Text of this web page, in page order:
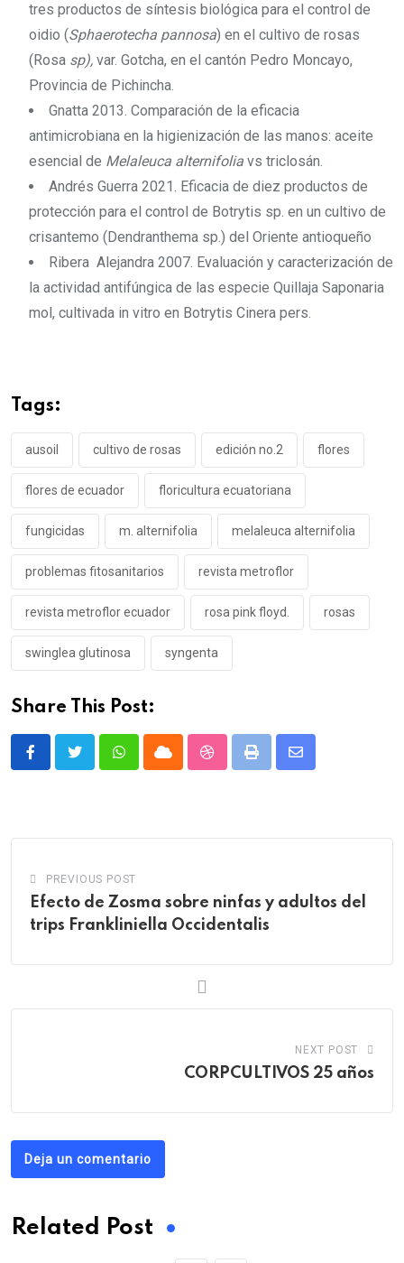
tres productos de síntesis biológica para el control de
oidio (Sphaerotecha pannosa) en el cultivo de rosas
(Rosa sp), var. Gotcha, en el cantón Pedro Moncayo,
Provincia de Pichincha.
Gnatta 2013. Comparación de la eficacia
antimicrobiana en la higienización de las manos: aceite
esencial de Melaleuca alternifolia vs triclosán.
Andrés Guerra 2021. Eficacia de diez productos de
protección para el control de Botrytis sp. en un cultivo de
crisantemo (Dendranthema sp.) del Oriente antioqueño
Ribera Alejandra 2007. Evaluación y caracterización de
la actividad antifúngica de las especie Quillaja Saponaria
mol, cultivada in vitro en Botrytis Cinera pers.
Tags:
ausoil cultivo de rosas edición no.2 flores
flores de ecuador floricultura ecuatoriana
fungicidas m. alternifolia melaleuca alternifolia
problemas fitosanitarios revista metroflor
revista metroflor ecuador rosa pink floyd. rosas
swinglea glutinosa syngenta
Share This Post:
WhatsappCloud StumbleUpon
Print
Share
PREVIOUS POST
Efecto de Zosma sobre ninfas y adultos del
trips Frankliniella Occidentalis
NEXT POST
CORPCULTIVOS 25 años
Deja un comentario
Related Post